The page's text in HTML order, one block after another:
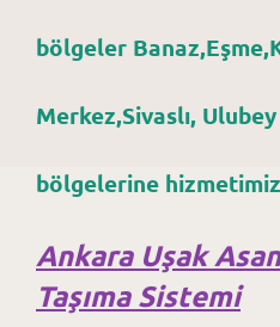
bölgeler
Merkez,Sivaslı, Ulubey
bölgelerine
Ankara Uşak
Taşıma Sistemi